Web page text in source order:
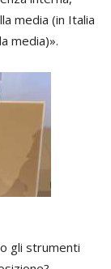
media (in Italia
media)».
gli strumenti